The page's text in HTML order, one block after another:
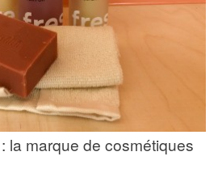
la marque de cosmétiques